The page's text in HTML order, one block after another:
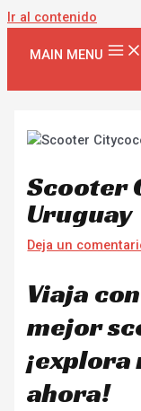
Ir al contenido
MAIN MENU
Scooter
Uruguay
Deja un
Viaja
mejor
ahora!